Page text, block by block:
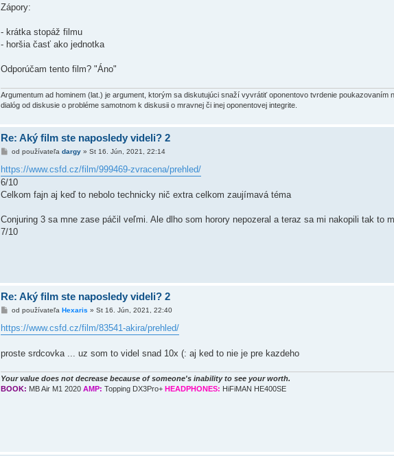
k
Zápory:
- krátka stopáž filmu
- horšia časť ako jednotka
Odporúčam tento film? "Áno"
Argumentum ad hominem (lat.) je argument, ktorým sa diskutujúci snaží vyvrátiť oponentovo tvrdenie
dialóg od diskusie o probléme samotnom k diskusii o mravnej či inej oponentovej integrite.
Re: Aký film ste naposledy videli? 2
P
í
s
p
e
v
k
od používateľa dargy» St 16. Jún, 2021, 22:14
https://www.csfd.cz/film/999469-zvracena/prehled/
6/10
Celkom fajn aj keď to nebolo technicky nič extra celkom zaujímavá téma
Conjuring 3 sa mne zase páčil veľmi. Ale dlho som horory nepozeral a teraz sa mi nakopili tak to
7/10
Re: Aký film ste naposledy videli? 2
P
í
s
e
v
od používateľa Hexaris » St 16. Jún, 2021, 22:40
https://www.csfd.cz/film/83541-akira/prehled/
proste srdcovka ... uz som to videl snad 10x (: aj ked to nie je pre kazdeho
Your value does not decrease because of someone's inability to see your worth.
BOOK: MB Air M1 2020 AMP: Topping DX3Pro+ HEADPHONES: HiFiMAN HE400SE